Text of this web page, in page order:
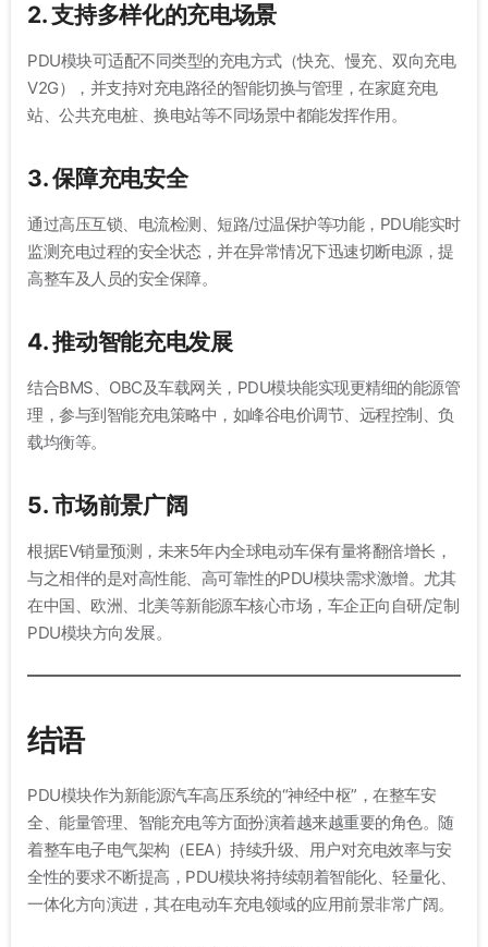
2. 支持多样化的充电场景
PDU模块可适配不同类型的充电方式（快充、慢充、双向充电
V2G），并支持对充电路径的智能切换与管理，在家庭充电
站、公共充电桩、换电站等不同场景中都能发挥作用。
3. 保障充电安全
通过高压互锁、电流检测、短路/过温保护等功能，PDU能实时
监测充电过程的安全状态，并在异常情况下迅速切断电源，提
高整车及人员的安全保障。
4. 推动智能充电发展
结合BMS、OBC及车载网关，PDU模块能实现更精细的能源管
理，参与到智能充电策略中，如峰谷电价调节、远程控制、负
载均衡等。
5. 市场前景广阔
根据EV销量预测，未来5年内全球电动车保有量将翻倍增长，
与之相伴的是对高性能、高可靠性的PDU模块需求激增。尤其
在中国、欧洲、北美等新能源车核心市场，车企正向自研/定制
PDU模块方向发展。
结语
PDU模块作为新能源汽车高压系统的“神经中枢”，在整车安
全、能量管理、智能充电等方面扮演着越来越重要的角色。随
着整车电子电气架构（EEA）持续升级、用户对充电效率与安
全性的要求不断提高，PDU模块将持续朝着智能化、轻量化、
一体化方向演进，其在电动车充电领域的应用前景非常广阔。